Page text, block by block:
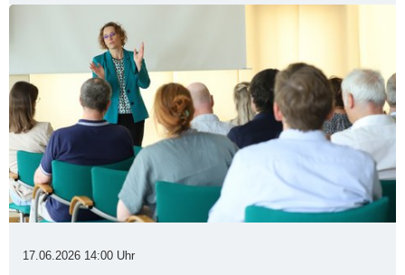
17.06.2026 14:00 Uhr